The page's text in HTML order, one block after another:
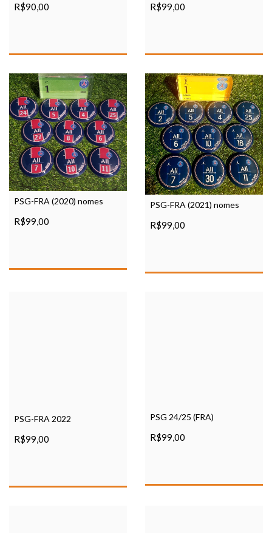
R$90,00 R$99,00
PSG-FRA (2020) nomes
R$99,00
PSG-FRA (2021) nomes
R$99,00
PSG-FRA 2022
R$99,00
PSG 24/25 (FRA)
R$99,00